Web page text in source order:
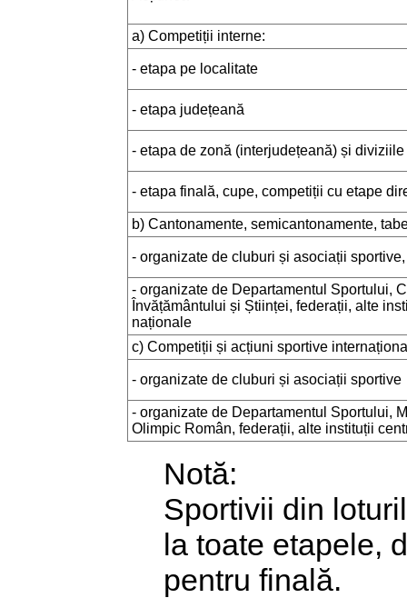
a) Competiții interne:
- etapa pe localitate
- etapa județeană
- etapa de zonă (interjudețeană) și diviziile
- etapa finală, cupe, competiții cu etape
b) Cantonamente, semicantonamente,
- organizate de cluburi și asociații
- organizate de Departamentul Sportului,
Învățământului și Științei, federații, alte
naționale
c) Competiții și acțiuni sportive
- organizate de cluburi și asociații sportive
- organizate de Departamentul Sportului,
Olimpic Român, federații, alte instituții
Notă:
Sportivii din
la toate etapele,
pentru finală.